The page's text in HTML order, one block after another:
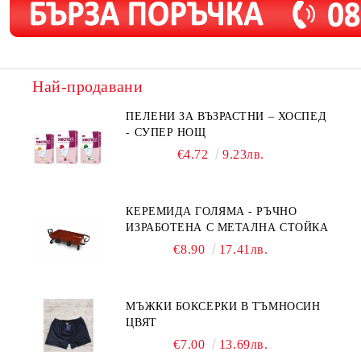
Най-продавани
ПЕЛЕНИ ЗА ВЪЗРАСТНИ – ХОСПЕД
- СУПЕР НОЩ
€4.72 9.23лв.
КЕРЕМИДА ГОЛЯМА - РЪЧНО
ИЗРАБОТЕНА С МЕТАЛНА СТОЙКА
€8.90 17.41лв.
МЪЖКИ БОКСЕРКИ В ТЪМНОСИН
ЦВЯТ
€7.00 13.69лв.